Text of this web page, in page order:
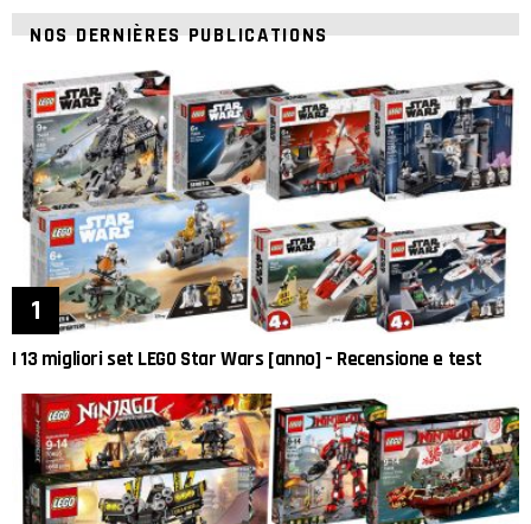
NOS DERNIÈRES PUBLICATIONS
I 13 migliori set LEGO Star Wars [anno] – Recensione e test